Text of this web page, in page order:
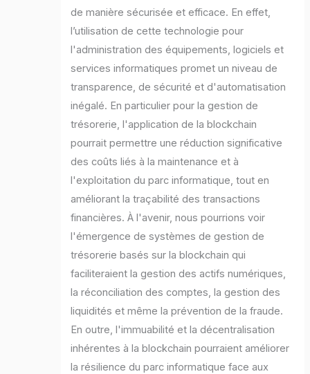
de manière sécurisée et efficace. En effet,
l’utilisation de cette technologie pour
l'administration des équipements, logiciels et
services informatiques promet un niveau de
transparence, de sécurité et d'automatisation
inégalé. En particulier pour la gestion de
trésorerie, l'application de la blockchain
pourrait permettre une réduction significative
des coûts liés à la maintenance et à
l'exploitation du parc informatique, tout en
améliorant la traçabilité des transactions
financières. À l'avenir, nous pourrions voir
l'émergence de systèmes de gestion de
trésorerie basés sur la blockchain qui
faciliteraient la gestion des actifs numériques,
la réconciliation des comptes, la gestion des
liquidités et même la prévention de la fraude.
En outre, l'immuabilité et la décentralisation
inhérentes à la blockchain pourraient améliorer
la résilience du parc informatique face aux